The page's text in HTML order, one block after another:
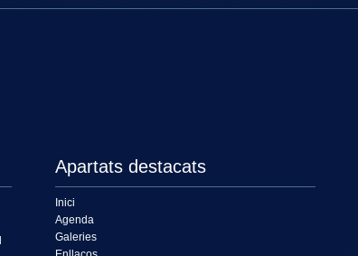
Apartats destacats
Inici
Agenda
Galeries